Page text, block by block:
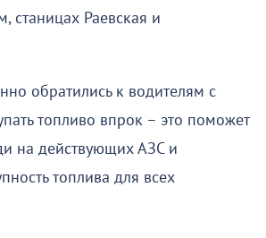
станицах Раевская и
обратились к водителям с
топливо впрок – это поможет
на действующих АЗС и
топлива для всех